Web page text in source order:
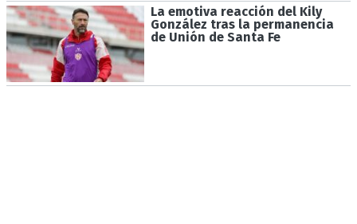
La emotiva reacción del Kily
González tras la permanencia
de Unión de Santa Fe